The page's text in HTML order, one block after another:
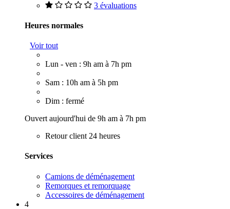
3 évaluations
Heures normales
Voir tout
Lun - ven : 9h am à 7h pm
Sam : 10h am à 5h pm
Dim : fermé
Ouvert aujourd'hui de 9h am à 7h pm
Retour client 24 heures
Services
Camions de déménagement
Remorques et remorquage
Accessoires de déménagement
4